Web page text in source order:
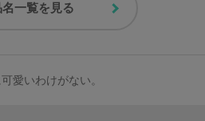
一覧を見る
愛いわけがない。